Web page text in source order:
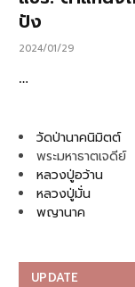
ปัง
2024/01/29
…
วัดป่านาคนิมิตต์
พระมหาธาตเจดีย์
หลวงปู่อว้าน
หลวงปู่มั่น
พญานาค
UPDATE